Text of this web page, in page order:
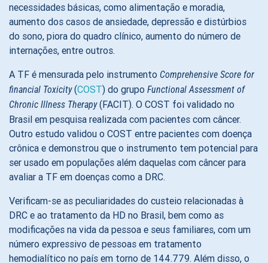
necessidades básicas, como alimentação e moradia,
aumento dos casos de ansiedade, depressão e distúrbios
do sono, piora do quadro clínico, aumento do número de
internações, entre outros.
A TF é mensurada pelo instrumento Comprehensive Score for
financial Toxicity(COST) do grupo Functional Assessment of
Chronic Illness Therapy(FACIT). O COST foi validado no
Brasil em pesquisa realizada com pacientes com câncer.
Outro estudo validou o COST entre pacientes com doença
crônica e demonstrou que o instrumento tem potencial para
ser usado em populações além daquelas com câncer para
avaliar a TF em doenças como a DRC.
Verificam-se as peculiaridades do custeio relacionadas à
DRC e ao tratamento da HD no Brasil, bem como as
modificações na vida da pessoa e seus familiares, com um
número expressivo de pessoas em tratamento
hemodialítico no país em torno de 144.779. Além disso, o